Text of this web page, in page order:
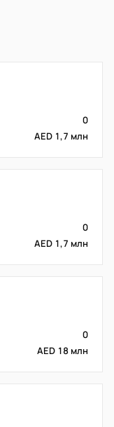
0
AED 1,7 млн
0
AED 1,7 млн
0
AED 18 млн